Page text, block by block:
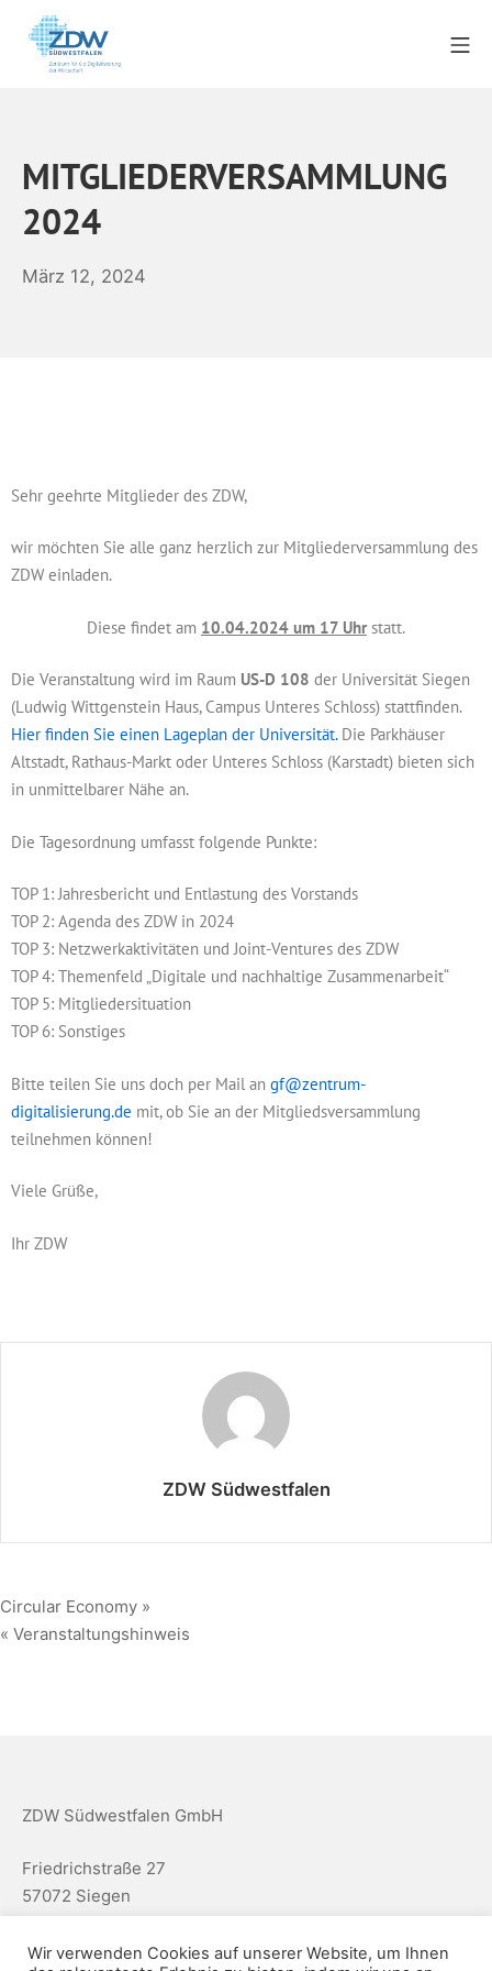
MITGLIEDERVERSAMMLUNG
2024
März 12, 2024
Sehr geehrte Mitglieder des ZDW,
wir möchten Sie alle ganz herzlich zur Mitgliederversammlung des
ZDW einladen.
Diese findet am 10.04.2024 um 17 Uhr statt.
Die Veranstaltung wird im Raum US-D 108 der Universität Siegen
(Ludwig Wittgenstein Haus, Campus Unteres Schloss) stattfinden.
Hier finden Sie einen Lageplan der Universität.Die Parkhäuser
Altstadt, Rathaus-Markt oder Unteres Schloss (Karstadt) bieten sich
in unmittelbarer Nähe an.
Die Tagesordnung umfasst folgende Punkte:
TOP 1: Jahresbericht und Entlastung des Vorstands
TOP 2: Agenda des ZDW in 2024
TOP 3: Netzwerkaktivitäten und Joint-Ventures des ZDW
TOP 4: Themenfeld „Digitale und nachhaltige Zusammenarbeit“
TOP 5: Mitgliedersituation
TOP 6: Sonstiges
Bitte teilen Sie uns doch per Mail an gf@zentrum-
digitalisierung.de mit, ob Sie an der Mitgliedsversammlung
teilnehmen können!
Viele Grüße,
Ihr ZDW
ZDW Südwestfalen
Circular Economy »
« Veranstaltungshinweis
ZDW Südwestfalen GmbH
Friedrichstraße 27
57072 Siegen
info@zentrum-digitalisierung.de
Wir verwenden Cookies auf unserer Website, um Ihnen